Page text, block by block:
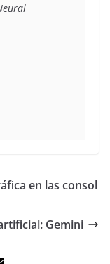
en las consol
Gemini